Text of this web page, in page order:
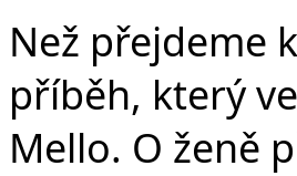
Než přejdeme
příběh, který
Mello. O ženě